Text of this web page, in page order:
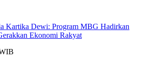
Kartika Dewi: Program MBG Hadirkan
Ekonomi Rakyat